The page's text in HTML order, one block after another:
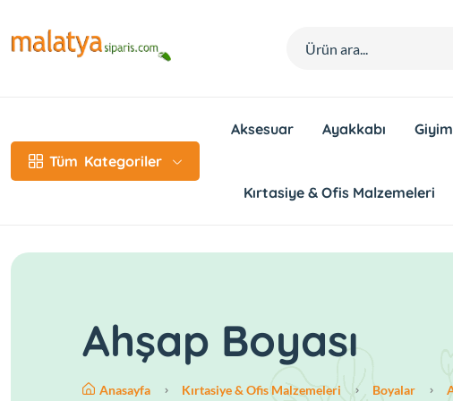
Tüm Kategoriler
Aksesuar Ayakkabı Giyim
Kırtasiye & Ofis Malzemeleri
Ahşap Boyası
Anasayfa Kırtasiye & Ofis Malzemeleri Boyalar